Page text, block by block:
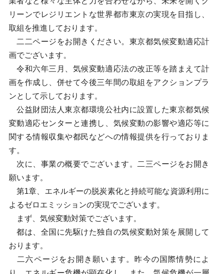
リーンでレジリエントな世界都市東京の実現を目指し、
取組を推進しております。
二二ページをお開きください。東京都気候変動適応計
画でございます。
令和六年三月、気候変動適応法の改正等を踏まえて計
画を作成し、併せて今後三年間の取組をアクションプラ
ンとして示しております。
公益財団法人東京都環境公社内に設置した東京都気候
変動適応センターと連携し、気候変動の影響や適応等に
関する情報収集や都民などへの情報提供を行っておりま
す。
次に、事業の概要でございます。二三ページをお開き
願います。
第1章、エネルギーの脱炭素化と持続可能な資源利用に
よるゼロエミッションの実現でございます。
まず、気候変動対策でございます。
都は、全国に先駆けた独自の気候変動対策を展開して
おります。
二六ページをお開き願います。昨今の国際情勢によ